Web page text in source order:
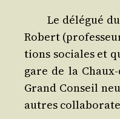
Le délé­gué
Robert
tions sociales et
gare de la
Grand Conseil
autres